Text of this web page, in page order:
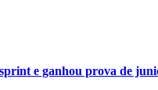
e ganhou prova de